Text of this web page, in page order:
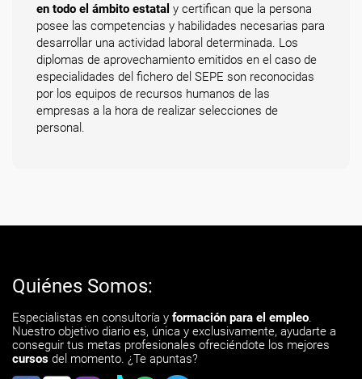
en todo el ámbito estatal y certifican que la persona
posee las competencias y habilidades necesarias para
desarrollar una actividad laboral determinada. Los
diplomas de aprovechamiento emitidos en el caso de
especialidades del fichero del SEPE son reconocidas
por los equipos de recursos humanos de las
empresas a la hora de realizar selecciones de
personal.
Quiénes Somos:
Especialistas en consultoría y formación para el empleo.
Nuestro objetivo diario es, única y exclusivamente, ayudarte a
conseguir tus metas profesionales ofreciéndote los mejores
cursos del momento. ¿Te apuntas?